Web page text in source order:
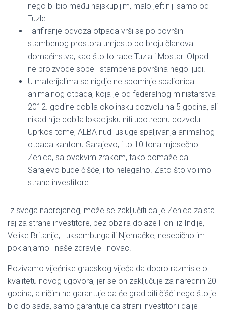
nego bi bio među najskupljim, malo jeftiniji samo od
Tuzle.
Tarifiranje odvoza otpada vrši se po površini
stambenog prostora umjesto po broju članova
domaćinstva, kao što to rade Tuzla i Mostar. Otpad
ne proizvode sobe i stambena površina nego ljudi.
U materijalima se nigdje ne spominje spalionica
animalnog otpada, koja je od federalnog ministarstva
2012. godine dobila okolinsku dozvolu na 5 godina, ali
nikad nije dobila lokacijsku niti upotrebnu dozvolu.
Uprkos tome, ALBA nudi usluge spaljivanja animalnog
otpada kantonu Sarajevo, i to 10 tona mjesečno.
Zenica, sa ovakvim zrakom, tako pomaže da
Sarajevo bude čišće, i to nelegalno. Zato što volimo
strane investitore.
Iz svega nabrojanog, može se zaključiti da je Zenica zaista
raj za strane investitore, bez obzira dolaze li oni iz Indije,
Velike Britanije, Luksemburga ili Njemačke, nesebično im
poklanjamo i naše zdravlje i novac.
Pozivamo vijećnike gradskog vijeća da dobro razmisle o
kvalitetu novog ugovora, jer se on zaključuje za narednih 20
godina, a ničim ne garantuje da će grad biti čišći nego što je
bio do sada, samo garantuje da strani investitor i dalje